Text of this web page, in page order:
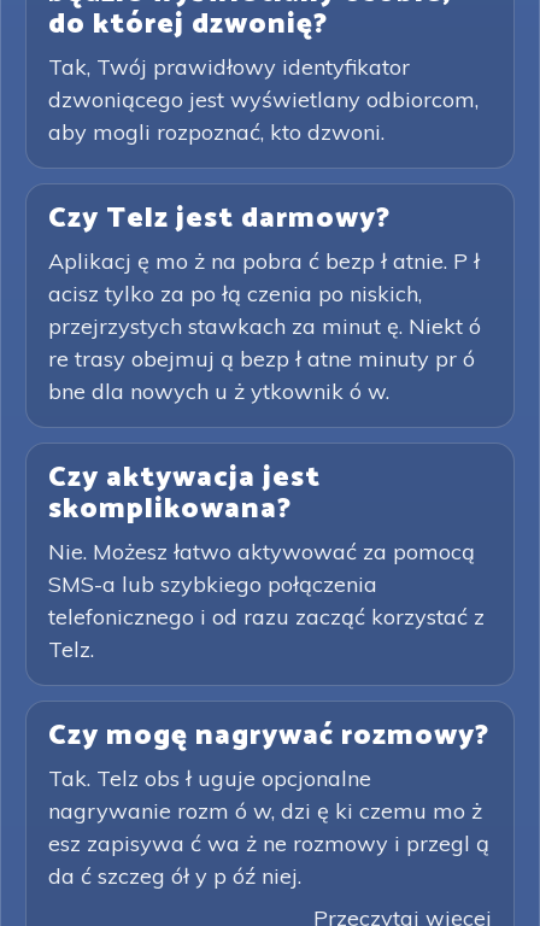
do której dzwonię?
Tak, Twój prawidłowy identyfikator
dzwoniącego jest wyświetlany odbiorcom,
aby mogli rozpoznać, kto dzwoni.
Czy Telz jest darmowy?
Aplikacj ę mo ż na pobra ć bezp ł atnie. P ł
acisz tylko za po łą czenia po niskich,
przejrzystych stawkach za minut ę. Niekt ó
re trasy obejmuj ą bezp ł atne minuty pr ó
bne dla nowych u ż ytkownik ó w.
Czy aktywacja jest
skomplikowana?
Nie. Możesz łatwo aktywować za pomocą
SMS-a lub szybkiego połączenia
telefonicznego i od razu zacząć korzystać z
Telz.
Czy mogę nagrywać rozmowy?
Tak. Telz obs ł uguje opcjonalne
nagrywanie rozm ó w, dzi ę ki czemu mo ż
esz zapisywa ć wa ż ne rozmowy i przegl ą
da ć szczeg ół y p óź niej.
Przeczytaj więcej